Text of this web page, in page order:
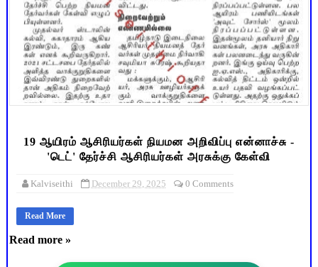
19 ஆயிரம் ஆசிரியர்கள் நியமன அறிவிப்பு என்னாச்சு -
'டெட்' தேர்ச்சி ஆசிரியர்கள் அரசுக்கு கேள்வி
Kalviseithi December 29, 2025 0 Comments
Read More
Read more »